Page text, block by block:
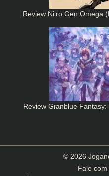
Review Nitro Gen Omega
Review Granblue
© 2026
Fale com